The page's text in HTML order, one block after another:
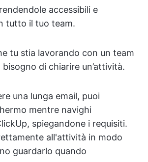
accessibili e
tutto il tuo team.
tu stia lavorando con un team
di chiarire un’attività.
una lunga email, puoi
mentre navighi
spiegandone i requisiti.
all'attività in modo
guardarlo quando